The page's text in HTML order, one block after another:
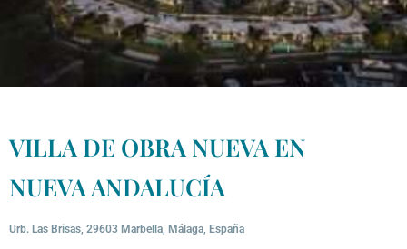
VILLA DE OBRA NUEVA EN
NUEVA ANDALUCÍA
Urb. Las Brisas, 29603 Marbella, Málaga, España